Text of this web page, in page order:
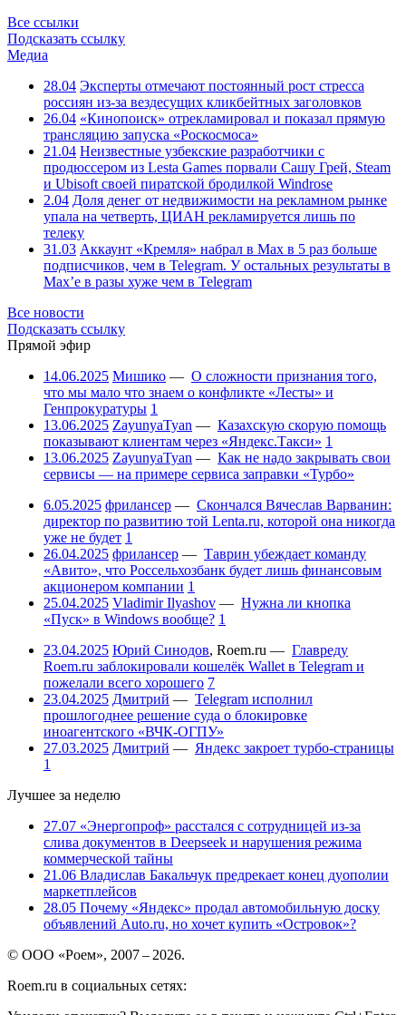
Все ссылки
Подсказать ссылку
Медиа
28.04 Эксперты отмечают постоянный рост стресса
россиян из-за вездесущих кликбейтных заголовков
26.04 «Кинопоиск» отрекламировал и показал прямую
трансляцию запуска «Роскосмоса»
21.04 Неизвестные узбекские разработчики с
продюссером из Lesta Games порвали Сашу Грей, Steam
и Ubisoft своей пиратской бродилкой Windrose
2.04 Доля денег от недвижимости на рекламном рынке
упала на четверть, ЦИАН рекламируется лишь по
телеку
31.03 Аккаунт «Кремля» набрал в Max в 5 раз больше
подписчиков, чем в Telegram. У остальных результаты в
Max’е в разы хуже чем в Telegram
Все новости
Подсказать ссылку
Прямой эфир
14.06.2025 Мишико — О сложности признания того,
что мы мало что знаем о конфликте «Лесты» и
Генпрокуратуры 1
13.06.2025 ZayunyaTyan — Казахскую скорую помощь
показывают клиентам через «Яндекс.Такси» 1
13.06.2025 ZayunyaTyan — Как не надо закрывать свои
сервисы — на примере сервиса заправки «Турбо»
6.05.2025 фрилансер — Скончался Вячеслав Варванин:
директор по развитию той Lenta.ru, которой она никогда
уже не будет 1
26.04.2025 фрилансер — Таврин убеждает команду
«Авито», что Россельхозбанк будет лишь финансовым
акционером компании 1
25.04.2025 Vladimir Ilyashov — Нужна ли кнопка
«Пуск» в Windows вообще? 1
23.04.2025 Юрий Синодов, Roem.ru — Главреду
Roem.ru заблокировали кошелёк Wallet в Telegram и
пожелали всего хорошего 7
23.04.2025 Дмитрий — Telegram исполнил
прошлогоднее решение суда о блокировке
иноагентского «ВЧК-ОГПУ»
27.03.2025 Дмитрий — Яндекс закроет турбо-страницы
1
Лучшее за неделю
27.07 «Энергопроф» расстался с сотрудницей из-за
слива документов в Deepseek и нарушения режима
коммерческой тайны
21.06 Владислав Бакальчук предрекает конец дуополии
маркетплейсов
28.05 Почему «Яндекс» продал автомобильную доску
объявлений Auto.ru, но хочет купить «Островок»?
© ООО «Роем», 2007 – 2026.
Roem.ru в социальных сетях: